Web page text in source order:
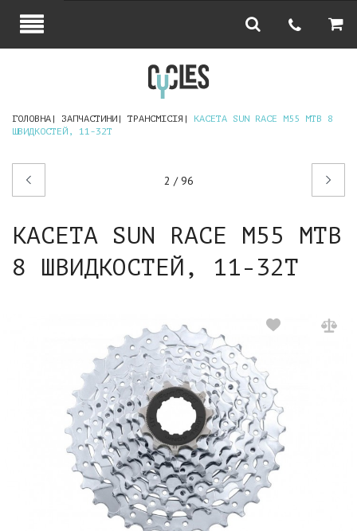
ГОЛОВНА ЗАПЧАСТИНИ ТРАНСМІСІЯ
КАСЕТА SUN RACE M55 MTB 8
ШВИДКОСТЕЙ, 11-32T
2 / 96
Наступний
КАСЕТА SUN RACE M55 MTB
8 ШВИДКОСТЕЙ, 11-32T